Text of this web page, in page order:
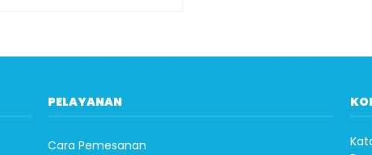
PELAYANAN
Cara Pemesanan